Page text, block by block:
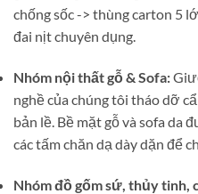
chống sốc -> thùng carton 5
đai nịt chuyên dụng.
Nhóm nội thất gỗ & Sofa:
nghề của chúng tôi tháo dỡ
bản lề. Bề mặt gỗ và sofa da
các tấm chăn dạ dày dặn để
Nhóm đồ gốm sứ, thủy tinh,